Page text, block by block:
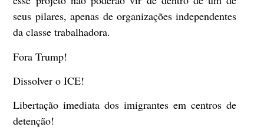
seus pilares, apenas de organizações independentes
da classe trabalhadora.
Fora Trump!
Dissolver o ICE!
Libertação imediata dos imigrantes em centros de
detenção!